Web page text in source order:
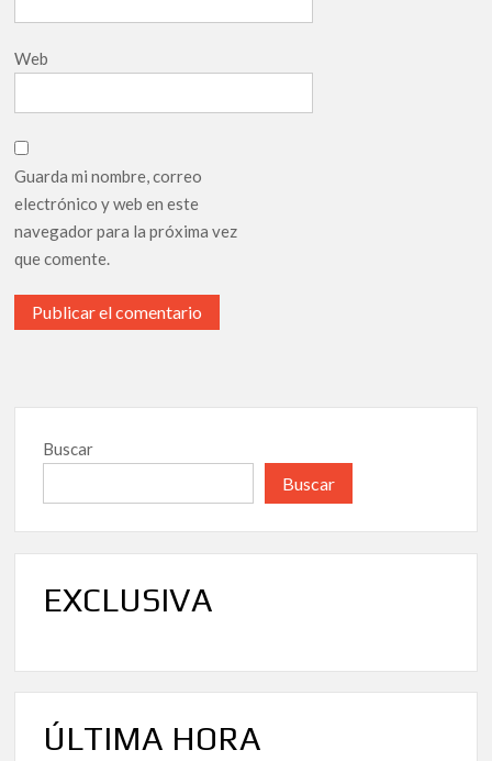
Web
Guarda mi nombre, correo
electrónico y web en este
navegador para la próxima vez
que comente.
Buscar
Buscar
EXCLUSIVA
ÚLTIMA HORA